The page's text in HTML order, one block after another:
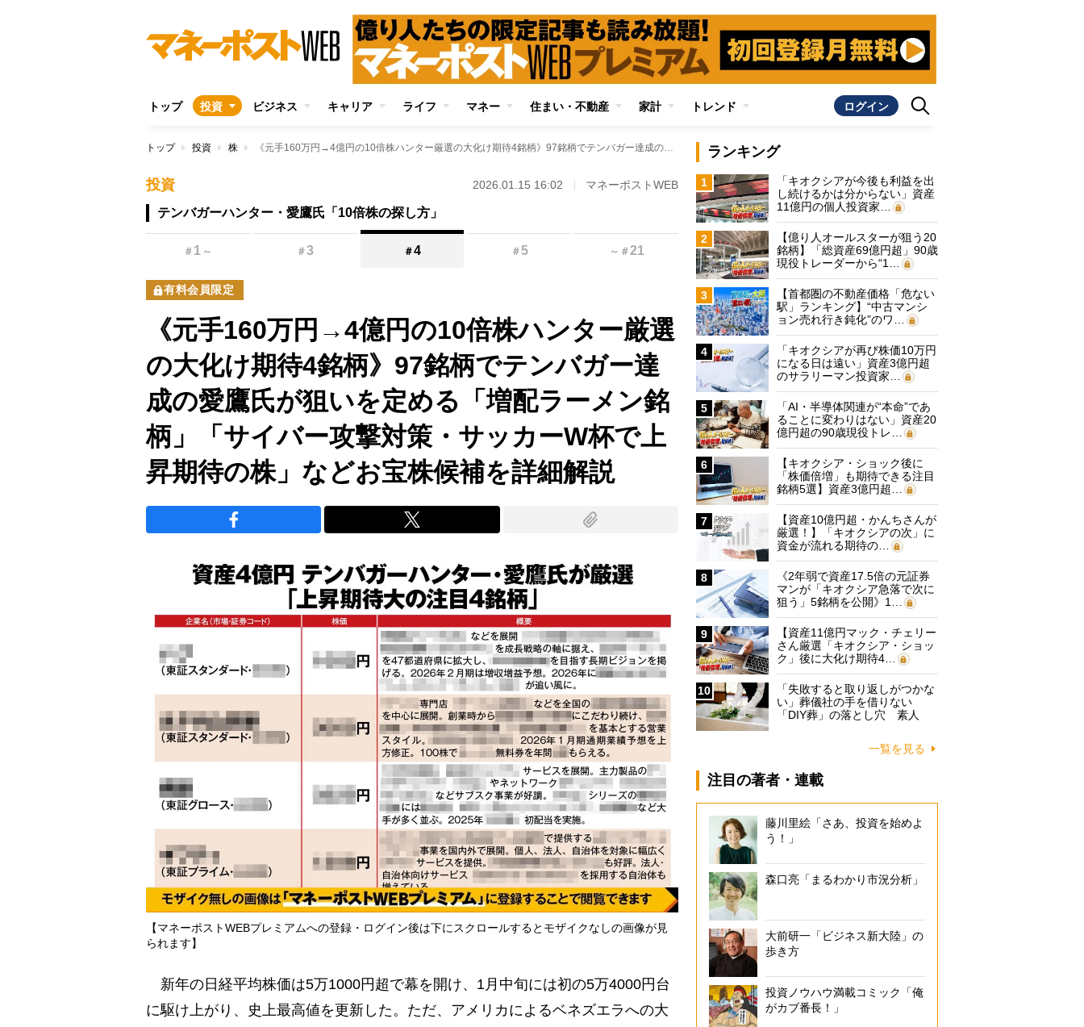
トップ 投資 ビジネス キャリア ライフ マネー 住まい・不動産 家計 トレンド ログイン
トップ 投資 株 《元手160万円→4億円の10倍株ハンター厳選の大化け期待4銘柄》97銘柄でテンバガー達成の愛鷹氏が狙いを定める「増配ラーメン銘柄」「サイバー攻撃対策・サッカーW杯で上昇期待の株」などお宝株候補を詳細解説
投資 2026.01.15 16:02 マネーポストWEB
テンバガーハンター・愛鷹氏「10倍株の探し方」
＃ 1 ～ ＃3 ＃4 ＃5 ～ ＃21
有料会員限定
《元手160万円→4億円の10倍株ハンター厳選
の大化け期待4銘柄》97銘柄でテンバガー達
成の愛鷹氏が狙いを定める「増配ラーメン銘
柄」「サイバー攻撃対策・サッカーW杯で上
昇期待の株」などお宝株候補を詳細解説
【マネーポストWEBプレミアムへの登録・ログイン後は下にスクロールするとモザイクなしの画像が見
られます】
新年の日経平均株価は5万1000円超で幕を開け、1月中旬には初の5万4000円台
に駆け上がり、史上最高値を更新した。ただ、アメリカによるベネズエラへの大
ランキング
1
「キオクシアが今後も利益を出
し続けるかは分からない」資産
11億円の個人投資家…
2
【億り人オールスターが狙う20
銘柄】「総資産69億円超」90歳
現役トレーダーから“1…
3
【首都圏の不動産価格「危ない
駅」ランキング】“中古マンシ
ョン売れ行き鈍化”のワ…
4
「キオクシアが再び株価10万円
になる日は遠い」資産3億円超
のサラリーマン投資家…
5
「AI・半導体関連が“本命”であ
ることに変わりはない」資産20
億円超の90歳現役トレ…
6
【キオクシア・ショック後に
「株価倍増」も期待できる注目
銘柄5選】資産3億円超…
7
【資産10億円超・かんちさんが
厳選！】「キオクシアの次」に
資金が流れる期待の…
8
《2年弱で資産17.5倍の元証券
マンが「キオクシア急落で次に
狙う」5銘柄を公開》1…
9
【資産11億円マック・チェリー
さん厳選「キオクシア・ショッ
ク」後に大化け期待4…
10
「失敗すると取り返しがつかな
い」葬儀社の手を借りない
「DIY葬」の落とし穴 素人
一覧を見る
注目の著者・連載
藤川里絵「さあ、投資を始めよ
う！」
森口亮「まるわかり市況分析」
大前研一「ビジネス新大陸」の
歩き方
投資ノウハウ満載コミック「俺
がカブ番長！」